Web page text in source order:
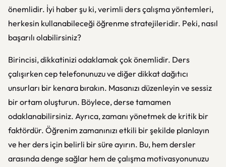
önemlidir. İyi haber şu ki, verimli ders çalışma yöntemleri,
herkesin kullanabileceği öğrenme stratejileridir. Peki, nasıl
başarılı olabilirsiniz?
Birincisi, dikkatinizi odaklamak çok önemlidir. Ders
çalışırken cep telefonunuzu ve diğer dikkat dağıtıcı
unsurları bir kenara bırakın. Masanızı düzenleyin ve sessiz
bir ortam oluşturun. Böylece, derse tamamen
odaklanabilirsiniz. Ayrıca, zamanı yönetmek de kritik bir
faktördür. Öğrenim zamanınızı etkili bir şekilde planlayın
ve her ders için belirli bir süre ayırın. Bu, hem dersler
arasında denge sağlar hem de çalışma motivasyonunuzu